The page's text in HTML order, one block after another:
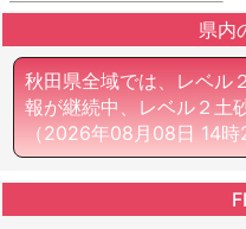
県内
秋田県全域では、レベル
報が継続中、レベル２土
（2026年08月08日 14時